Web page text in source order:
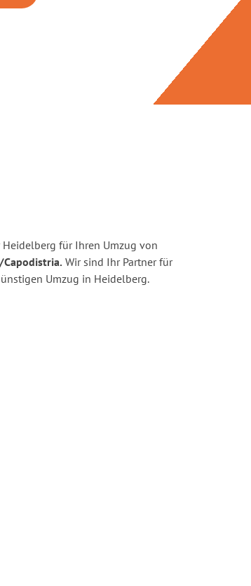
Heidelberg für Ihren Umzug von
Capodistria. Wir sind Ihr Partner für
Umzug in Heidelberg.